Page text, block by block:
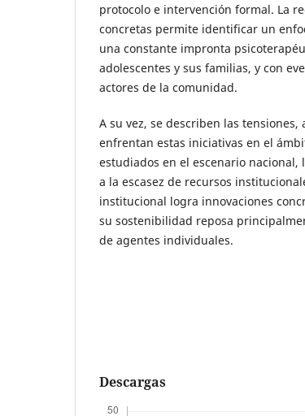
protocolo e intervención formal. La
concretas permite identificar un
una constante impronta
adolescentes y sus familias, y con
actores de la comunidad.
A su vez, se describen las
enfrentan estas iniciativas en el
estudiados en el escenario
a la escasez de recursos
institucional logra innovaciones
su sostenibilidad reposa
de agentes individuales.
Descargas